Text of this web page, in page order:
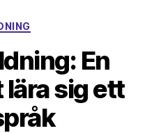
En
sig ett